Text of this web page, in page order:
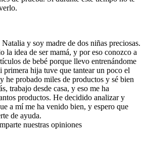
y soy madre de dos niñas preciosas.
la idea de ser mamá, y por eso conozco a
de bebé porque llevo entrenándome
primera hija tuve que tantear un poco el
he probado miles de productos y sé bien
trabajo desde casa, y eso me ha
productos. He decidido analizar y
a mí me ha venido bien, y espero que
de ayuda.
nuestras opiniones